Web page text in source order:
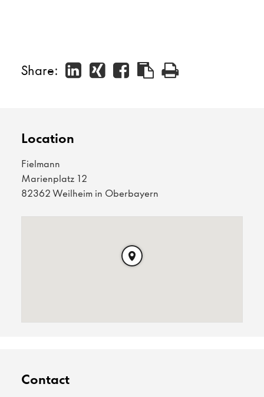
Share:
Location
Fielmann
Marienplatz 12
82362 Weilheim in Oberbayern
Contact